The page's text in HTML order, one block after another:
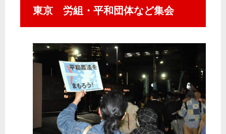
東京 労組・平和団体など集会